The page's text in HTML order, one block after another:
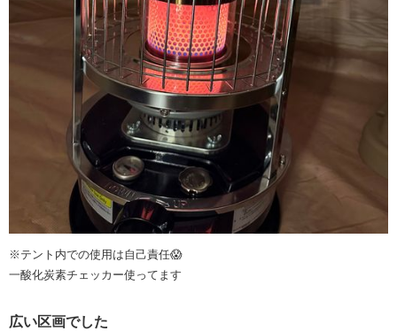
※テント内での使用は自己責任😱
一酸化炭素チェッカー使ってます
広い区画でした